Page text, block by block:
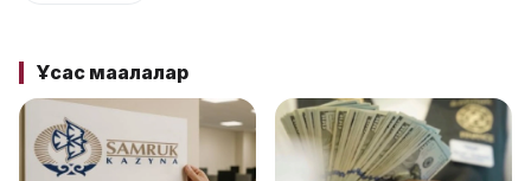
Ұқсас мақалалар